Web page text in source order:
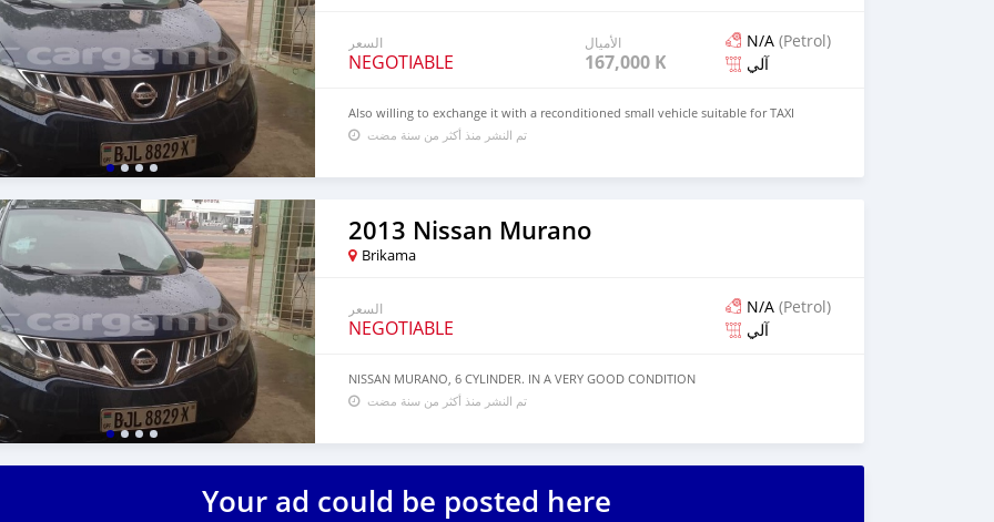
السعر
NEGOTIABLE
الأميال
167,000 KM
N/A (Petrol)
آلي
Also willing to exchange it with a reconditioned small vehicle suitable for TAXI
تم النشر منذ أكثر من سنة مضت
2013 Nissan Murano
Brikama
السعر
NEGOTIABLE
N/A (Petrol)
آلي
NISSAN MURANO, 6 CYLINDER. IN A VERY GOOD CONDITION
تم النشر منذ أكثر من سنة مضت
Your ad could be posted here